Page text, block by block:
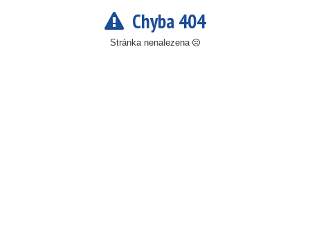
Chyba 404
Stránka nenalezena